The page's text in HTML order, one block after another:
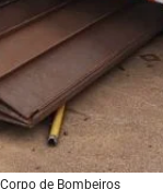
de Bombeiros